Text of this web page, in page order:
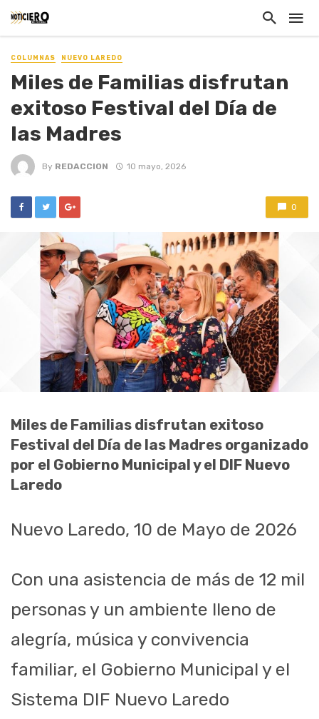
COLUMNAS NUEVO LAREDO
Miles de Familias disfrutan
exitoso Festival del Día de
las Madres
By REDACCION 10 mayo, 2026
0
Miles de Familias disfrutan exitoso
Festival del Día de las Madres organizado
por el Gobierno Municipal y el DIF Nuevo
Laredo
Nuevo Laredo, 10 de Mayo de 2026
Con una asistencia de más de 12 mil
personas y un ambiente lleno de
alegría, música y convivencia
familiar, el Gobierno Municipal y el
Sistema DIF Nuevo Laredo